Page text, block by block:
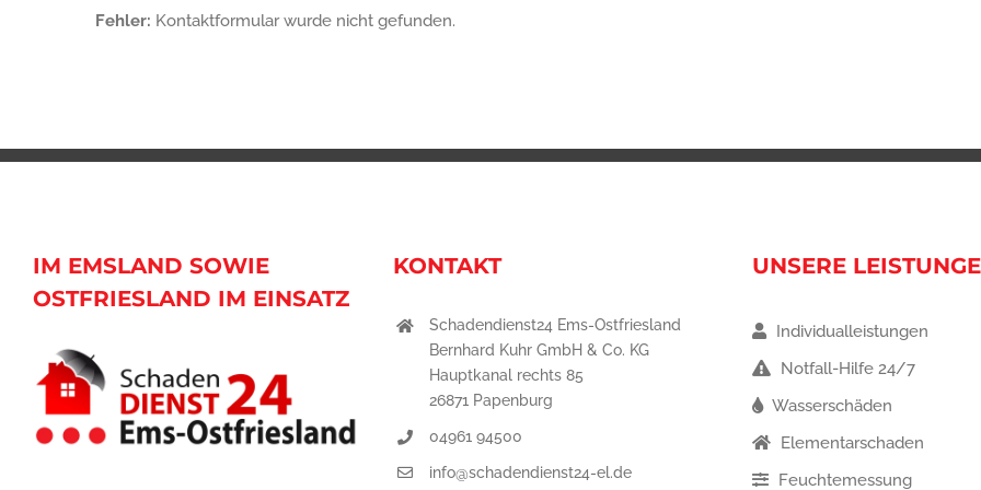
Fehler: Kontaktformular wurde nicht gefunden.
IM EMSLAND SOWIE
OSTFRIESLAND IM EINSATZ
KONTAKT
Schadendienst24 Ems-Ostfriesland
Bernhard Kuhr GmbH & Co. KG
Hauptkanal rechts 85
26871 Papenburg
04961 94500
info@schadendienst24-el.de
UNSERE
Individualleistungen
Notfall-Hilfe 24/7
Wasserschäden
Elementarschaden
Feuchtemessung